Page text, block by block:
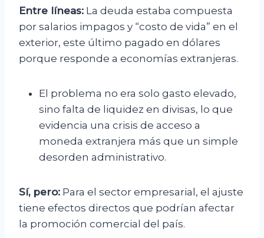
Entre líneas: La deuda estaba compuesta
por salarios impagos y “costo de vida” en el
exterior, este último pagado en dólares
porque responde a economías extranjeras.
El problema no era solo gasto elevado,
sino falta de liquidez en divisas, lo que
evidencia una crisis de acceso a
moneda extranjera más que un simple
desorden administrativo.
Sí, pero: Para el sector empresarial, el ajuste
tiene efectos directos que podrían afectar
la promoción comercial del país.